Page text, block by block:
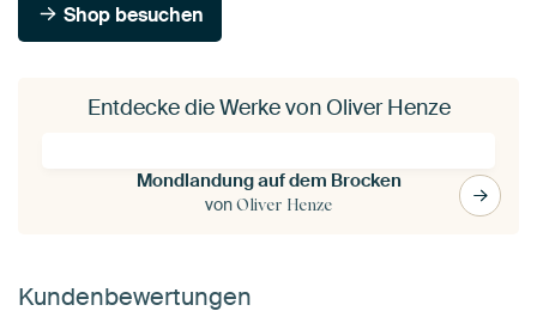
Shop besuchen
Entdecke die Werke von Oliver Henze
Mondlandung auf dem Brocken
vonOliver Henze
Kundenbewertungen